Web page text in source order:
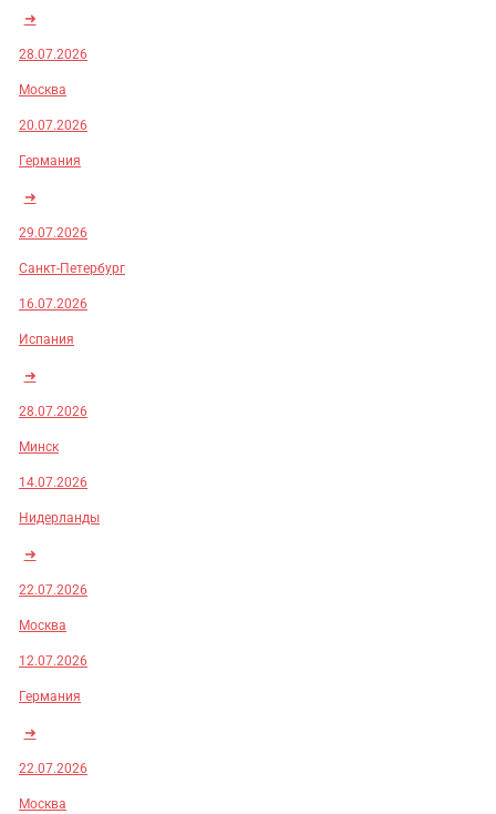
➜
28.07.2026
Москва
20.07.2026
Германия
➜
29.07.2026
Санкт-Петербург
16.07.2026
Испания
➜
28.07.2026
Минск
14.07.2026
Нидерланды
➜
22.07.2026
Москва
12.07.2026
Германия
➜
22.07.2026
Москва